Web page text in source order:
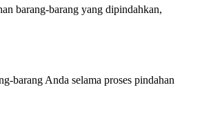
barang-barang yang dipindahkan,
barang Anda selama proses pindahan